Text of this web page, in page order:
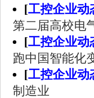
[工控企业动
第二届高校电
[工控企业动
跑中国智能化
[工控企业动
制造业